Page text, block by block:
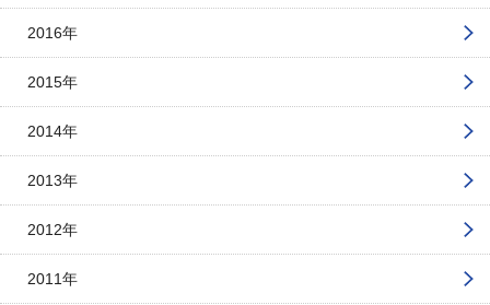
2016年
2015年
2014年
2013年
2012年
2011年